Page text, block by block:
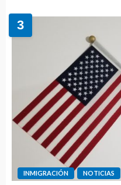
3
INMIGRACIÓN NOTICIAS